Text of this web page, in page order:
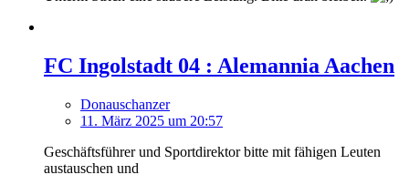
FC Ingolstadt 04 : Alemannia Aachen
Donauschanzer
11. März 2025 um 20:57
Geschäftsführer und Sportdirektor bitte mit fähigen Leuten
austauschen und